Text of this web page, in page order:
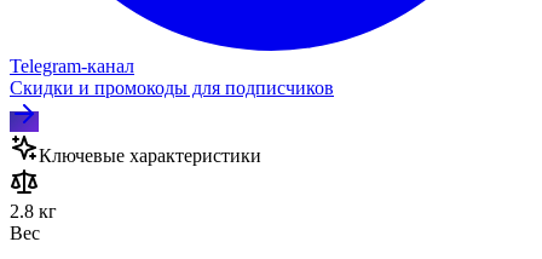
Telegram‑канал
Скидки и промокоды для подписчиков
Ключевые характеристики
2.8 кг
Вес